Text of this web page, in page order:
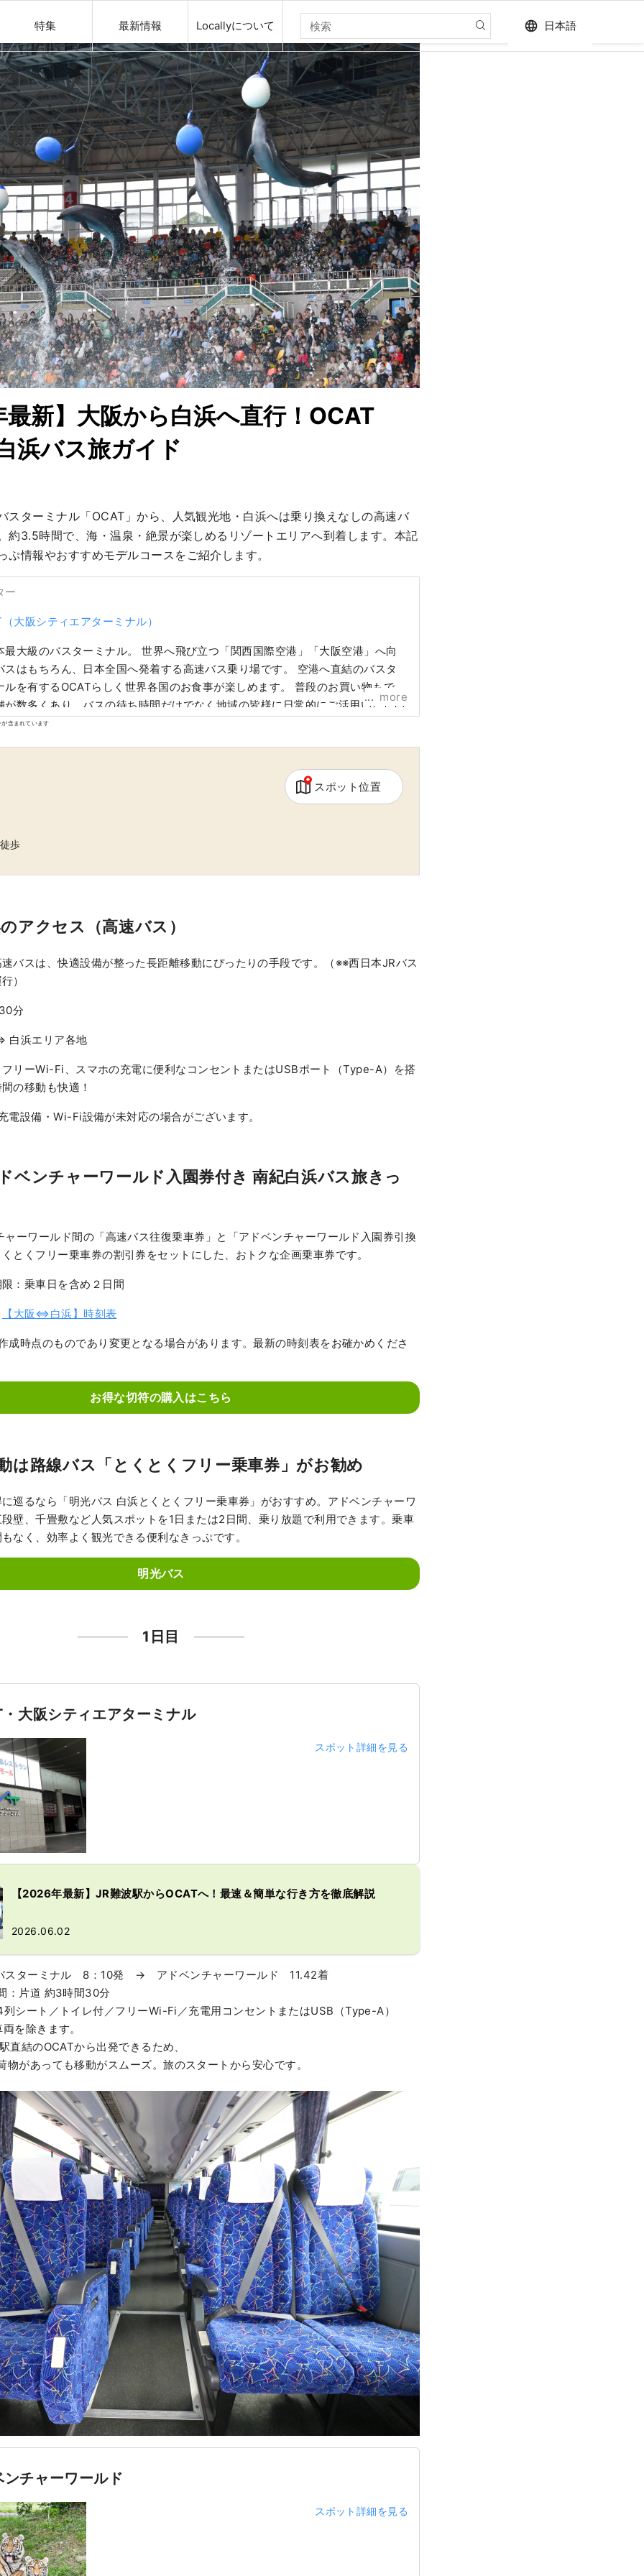
特集 最新情報 Locallyについて language 日本語
新】大阪から白浜へ直行！OCAT
浜バス旅ガイド
スターミナル「OCAT」から、人気観光地・白浜へは乗り換えなしの高速バ
約3.5時間で、海・温泉・絶景が楽しめるリゾートエリアへ到着します。本記
ぷ情報やおすすめモデルコースをご紹介します。
ー
大阪シティエアターミナル）
最大級のバスターミナル。 世界へ飛び立つ「関西国際空港」「大阪空港」へ向
スはもちろん、日本全国へ発着する高速バス乗り場です。 空港へ直結のバスタ
ルを有するOCATらしく世界各国のお食事が楽しめます。 普段のお買い物もでき
が数多くあり、バスの待ち時間だけでなく地域の皆様に日常的にご活用いただい
す。 OCAT地下1階、大きな球体が陽の光を受けて輝く「ポンテ広場」青空が見
more
含まれています
徒歩
スポット位置
アクセス（高速バス）
バスは、快適設備が整った長距離移動にぴったりの手段です。（※※西日本JRバス
）
分
白浜エリア各地
リーWi-Fi、スマホの充電に便利なコンセントまたはUSBポート（Type-A）を搭
の移動も快適！
電設備・Wi-Fi設備が未対応の場合がございます。
ベンチャーワールド入園券付き 南紀白浜バス旅きっ
ーワールド間の「高速バス往復乗車券」と「アドベンチャーワールド入園券引換
とくフリー乗車券の割引券をセットにした、おトクな企画乗車券です。
：乗車日を含め２日間
【大阪⇔白浜】時刻表
成時点のものであり変更となる場合があります。最新の時刻表をお確かめくださ
お得な切符の購入はこちら
は路線バス「とくとくフリー乗車券」がお勧め
るなら「明光バス 白浜とくとくフリー乗車券」がおすすめ。アドベンチャーワ
壁、千畳敷など人気スポットを1日または2日間、乗り放題で利用できます。乗車
なく、効率よく観光できる便利なきっぷです。
明光バス
1日目
大阪シティエアターミナル
スポット詳細を見る
【2026年最新】JR難波駅からOCATへ！最速＆簡単な行き方を徹底解説
2026.06.02
スターミナル 8：10発 → アドベンチャーワールド 11.42着
：片道 約3時間30分
シート／トイレ付／フリーWi-Fi／充電用コンセントまたはUSB（Type-A）
を除きます。
直結のOCATから出発できるため、
物があっても移動がスムーズ。旅のスタートから安心です。
ンチャーワールド
スポット詳細を見る